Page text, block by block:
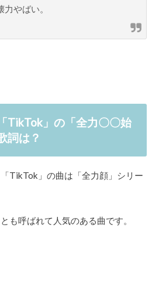
やばい。
TikTok」の「全力〇〇始
詞は？
TikTok」の曲は「全力顔」シリー
も呼ばれて人気のある曲です。